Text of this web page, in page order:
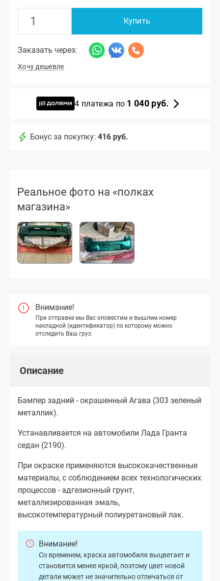
Купить
Заказать через:
Хочу дешевле
4 платежа по 1 040 руб.
Бонус за покупку: 416 руб.
Реальное фото на «полках
магазина»
Внимание!
При отправке мы Вас оповестим и вышлем номер
накладной (идентификатор) по которому можно
отследить Ваш груз.
Описание
Бампер задний - окрашенный Агава (303 зеленый
металлик).
Устанавливается на автомобили Лада Гранта
седан (2190).
При окраске применяются высококачественные
материалы, с соблюдением всех технологических
процессов - адгезионный грунт,
металлизированная эмаль,
высокотемпературный полиуретановый лак.
Внимание!
Со временем, краска автомобиля выцветает и
становится менее яркой, поэтому цвет новой
детали может не значительно отличаться от